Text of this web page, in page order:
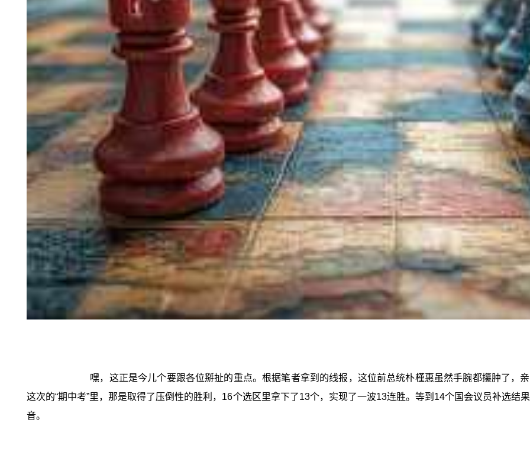
嘿，这正是今儿个要跟各位掰扯的重点。根据笔者拿到的线报，这位前总统朴槿惠虽然手腕都攥肿了，
这次的“期中考”里，那是取得了压倒性的胜利，16个选区里拿下了13个，实现了一波13连胜。等到14个国会议员补选结
音。